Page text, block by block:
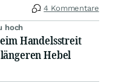
4 Kommentare
hoch
Handelsstreit
Hebel